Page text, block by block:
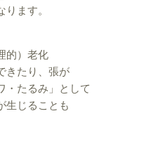
ます。
的）老化
きたり、張が
・たるみ」として
生じることも